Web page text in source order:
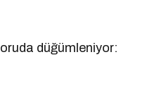
düğümleniyor: